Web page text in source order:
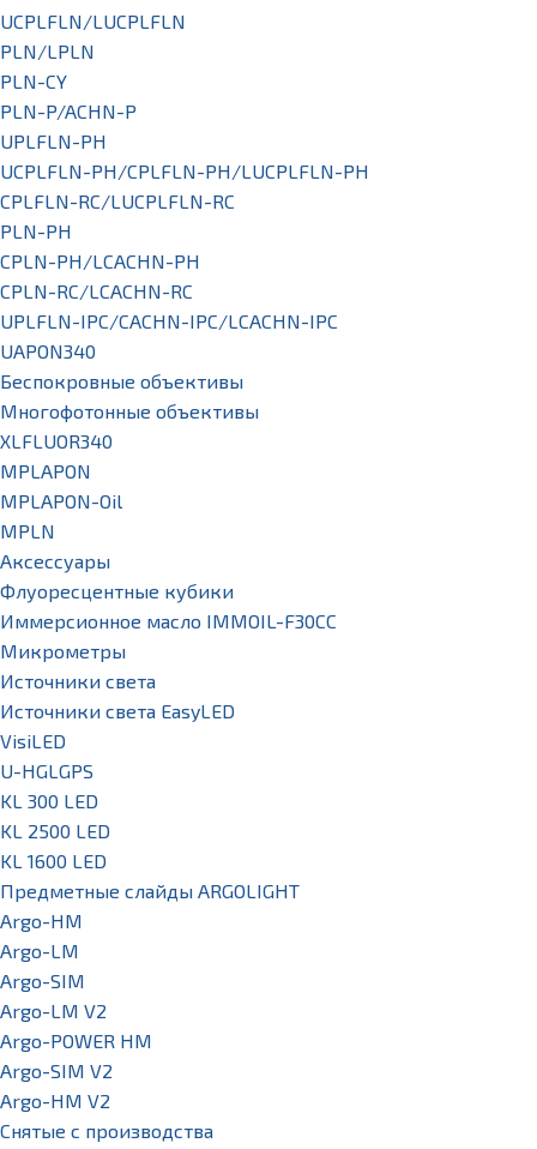
UCPLFLN/LUCPLFLN
PLN/LPLN
PLN-CY
PLN-P/ACHN-P
UPLFLN-PH
UCPLFLN-PH/CPLFLN-PH/LUCPLFLN-PH
CPLFLN-RC/LUCPLFLN-RC
PLN-PH
CPLN-PH/LCACHN-PH
CPLN-RC/LCACHN-RC
UPLFLN-IPC/CACHN-IPC/LCACHN-IPC
UAPON340
Беспокровные объективы
Многофотонные объективы
XLFLUOR340
MPLAPON
MPLAPON-Oil
MPLN
Аксессуары
Флуоресцентные кубики
Иммерсионное масло IMMOIL-F30CC
Микрометры
Источники света
Источники света EasyLED
VisiLED
U-HGLGPS
KL 300 LED
KL 2500 LED
KL 1600 LED
Предметные слайды ARGOLIGHT
Argo-HM
Argo-LM
Argo-SIM
Argo-LM V2
Argo-POWER HM
Argo-SIM V2
Argo-HM V2
Снятые с производства